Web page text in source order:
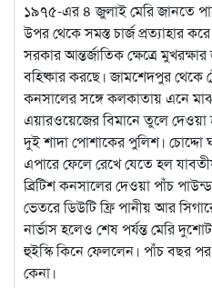
১৯৭৫-এর ৪ জুলাই মেরি জানতে
উপর থেকে সমস্ত চার্জ প্রত্যাহার
সরকার আন্তর্জাতিক ক্ষেত্রে
বহিষ্কার করছে। জামশেদপুর থেকে
কনসালের সঙ্গে কলকাতায় এনে
এয়ারওয়েজের বিমানে তুলে দেওয়া
দুই শাদা পোশাকের পুলিশ। চোদ্দো
এপারে ফেলে রেখে যেতে হল
ব্রিটিশ কনসালের দেওয়া পাঁচ
ভেতরে ডিউটি ফ্রি পানীয় আর
নার্ভাস হলেও শেষ পর্যন্ত মেরি
হুইস্কি কিনে ফেললেন। পাঁচ বছর
কেনা।